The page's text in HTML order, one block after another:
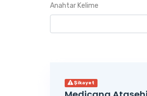
Anahtar Kelime
Şikayet